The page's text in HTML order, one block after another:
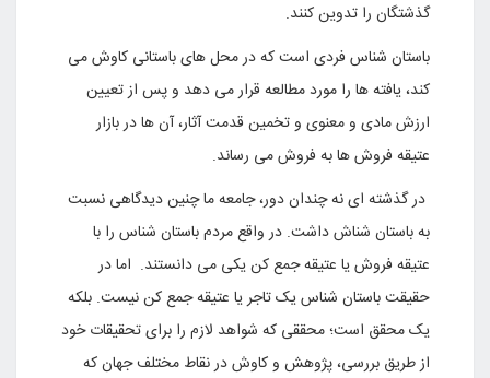
گذشتگان را تدوین کنند.
باستان شناس فردی است که در محل های باستانی کاوش می
کند، یافته ها را مورد مطالعه قرار می دهد و پس از تعیین
ارزش مادی و معنوی و تخمین قدمت آثار، آن ها در بازار
عتیقه فروش ها به فروش می رساند.
در گذشته ای نه چندان دور، جامعه ما چنین دیدگاهی نسبت
به باستان شناش داشت. در واقع مردم باستان شناس را با
عتیقه فروش یا عتیقه جمع کن یکی می دانستند. اما در
حقیقت باستان شناس یک تاجر یا عتیقه جمع کن نیست. بلکه
یک محقق است؛ محققی که شواهد لازم را برای تحقیقات خود
از طریق بررسی، پژوهش و کاوش در نقاط مختلف جهان که